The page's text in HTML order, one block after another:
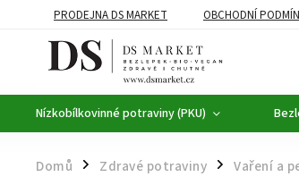
PRODEJNA DS MARKET OBCHODNÍ
BEZLEPKOVÉ POTRAVINY
Nízkobílkovinné potraviny (PKU)
Domů / Zdravé potraviny / Vaření a